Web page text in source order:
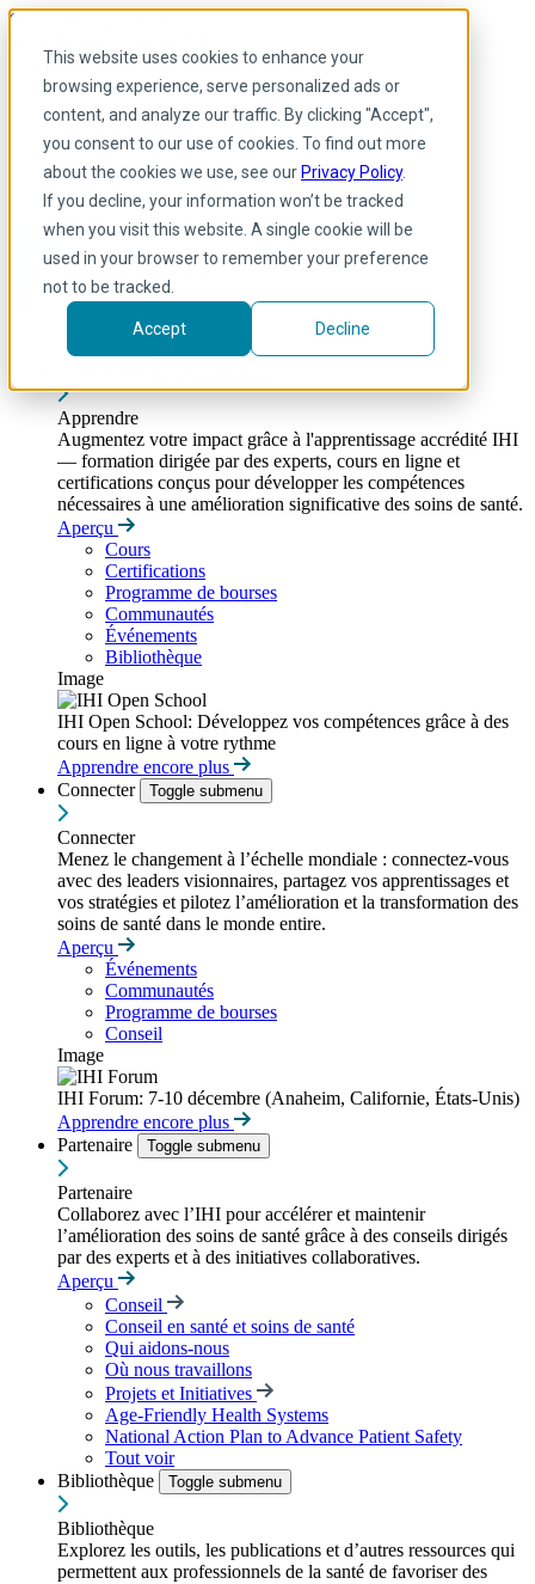
This website uses cookies to enhance your
browsing experience, serve personalized ads or
content, and analyze our traffic. By clicking "Accept",
you consent to our use of cookies. To find out more
about the cookies we use, see our Privacy Policy.
If you decline, your information won’t be tracked
when you visit this website. A single cookie will be
used in your browser to remember your preference
not to be tracked.
Accept Decline
Skip to main content
French
Arabic
Anglais
Français
Portuguese
Spanish
Apprendre
Augmentez votre impact grâce à l'apprentissage accrédité IHI
— formation dirigée par des experts, cours en ligne et
certifications conçus pour développer les compétences
nécessaires à une amélioration significative des soins de santé.
Aperçu
Cours
Certifications
Programme de bourses
Communautés
Événements
Bibliothèque
Image
IHI Open School: Développez vos compétences grâce à des
cours en ligne à votre rythme
Apprendre encore plus
Connecter
Toggle submenu
Connecter
Menez le changement à l’échelle mondiale : connectez-vous
avec des leaders visionnaires, partagez vos apprentissages et
vos stratégies et pilotez l’amélioration et la transformation des
soins de santé dans le monde entire.
Aperçu
Événements
Communautés
Programme de bourses
Conseil
Image
IHI Forum: 7-10 décembre (Anaheim, Californie, États-Unis)
Apprendre encore plus
Partenaire
Toggle submenu
Partenaire
Collaborez avec l’IHI pour accélérer et maintenir
l’amélioration des soins de santé grâce à des conseils dirigés
par des experts et à des initiatives collaboratives.
Aperçu
Conseil
Conseil en santé et soins de santé
Qui aidons-nous
Où nous travaillons
Projets et Initiatives
Age-Friendly Health Systems
National Action Plan to Advance Patient Safety
Tout voir
Bibliothèque
Toggle submenu
Bibliothèque
Explorez les outils, les publications et d’autres ressources qui
permettent aux professionnels de la santé de favoriser des